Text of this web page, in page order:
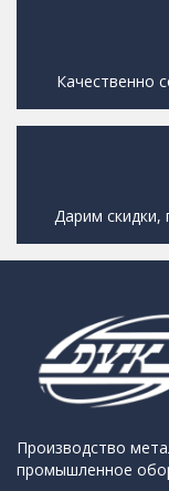
Качественно
Дарим скидки,
Производство
промышленное